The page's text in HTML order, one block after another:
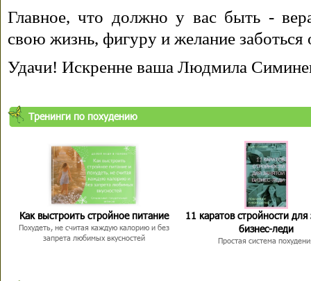
Главное, что должно у вас быть -
свою жизнь, фигуру и желание заботься
Удачи! Искренне ваша Людмила
Тренинги по похудению
Как выстроить стройное питание
Похудеть, не считая каждую калорию и без
запрета любимых вкусностей
11 каратов стройности для
бизнес-леди
Простая система